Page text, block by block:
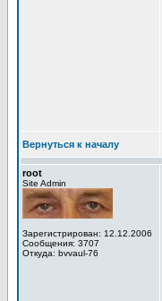
Вернуться к началу
root
Site Admin
Зарегистрирован: 12.12.2006
Сообщения: 3707
Откуда: bvvaul-76